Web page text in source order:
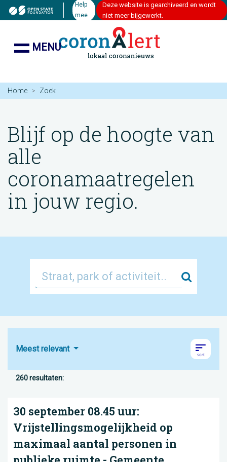
Help
mee
Deze website is gearchiveerd en wordt
niet meer bijgewerkt.
MENU
Home Zoek
Blijf op de hoogte van
alle
coronamaatregelen
in jouw regio.
Zoek
Meest relevant
260 resultaten:
30 september 08.45 uur:
Vrijstellingsmogelijkheid op
maximaal aantal personen in